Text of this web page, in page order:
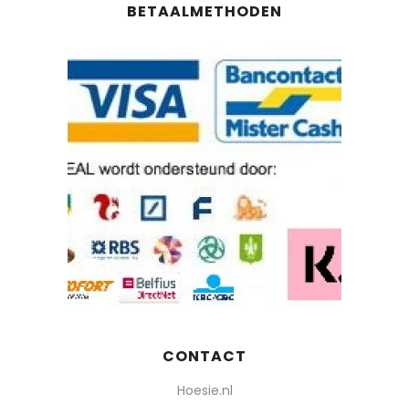
BETAALMETHODEN
CONTACT
Hoesie.nl